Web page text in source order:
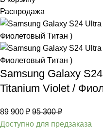
Распродажа
Samsung Galaxy
Titanium Violet /
89 900 ₽ 95 300₽
Доступно для предзаказа